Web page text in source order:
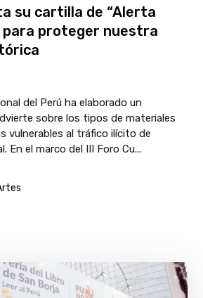
su cartilla de “Alerta
para proteger nuestra
del Perú ha elaborado un
sobre los tipos de materiales
vulnerables al tráfico ilícito de
En el marco del III Foro Cu...